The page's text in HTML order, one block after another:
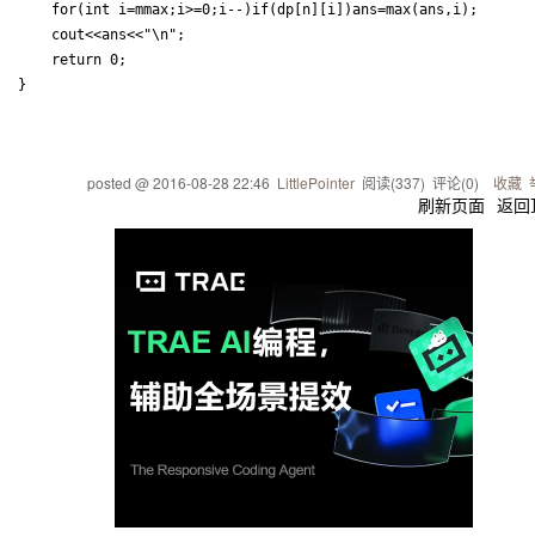
    for(int i=mmax;i>=0;i--)if(dp[n][i])ans=max(ans,i);
    cout<<ans<<"\n";
    return 0;
posted @2016-08-28 22:46 LittlePointer 阅读(337) 评论(0) 收藏
刷新页面 返回